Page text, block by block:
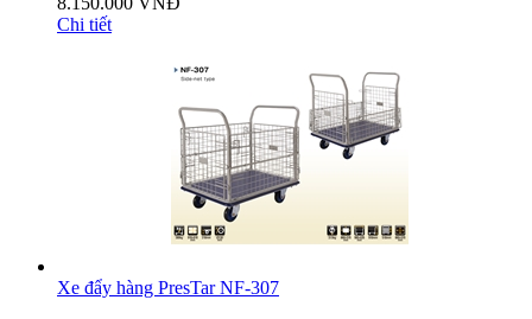
Chi tiết
Xe đẩy hàng PresTar NF-307